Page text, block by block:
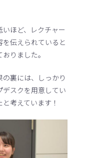
ほど、レクチャー
伝えられていると
りました。
裏には、しっかり
デスクを用意してい
考えています！